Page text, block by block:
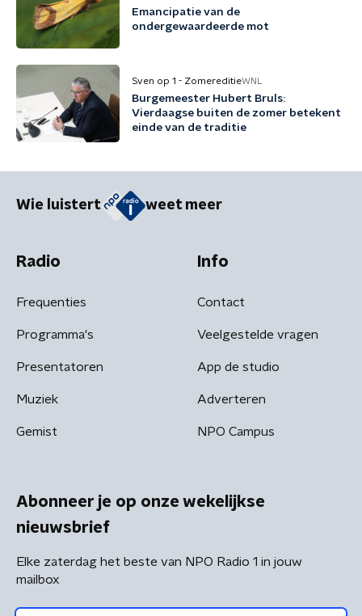
Emancipatie van de
ondergewaardeerde mot
Sven op 1 - ZomereditieWNL
Burgemeester Hubert Bruls:
Vierdaagse buiten de zomer betekent
einde van de traditie
Wie luistert weet meer
Radio
Frequenties
Programma's
Presentatoren
Muziek
Gemist
Info
Contact
Veelgestelde vragen
App de studio
Adverteren
NPO Campus
Abonneer je op onze wekelijkse
nieuwsbrief
Elke zaterdag het beste van NPO Radio 1 in jouw
mailbox